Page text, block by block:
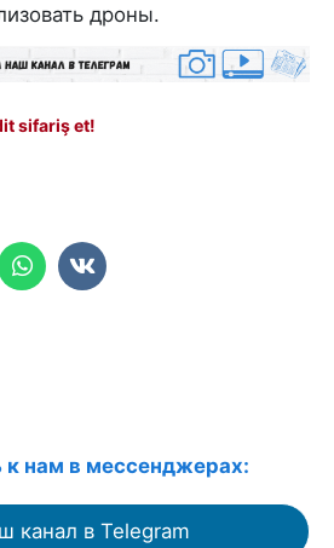
дроны.
sifariş et!
к нам в мессенджерах:
канал в Telegram